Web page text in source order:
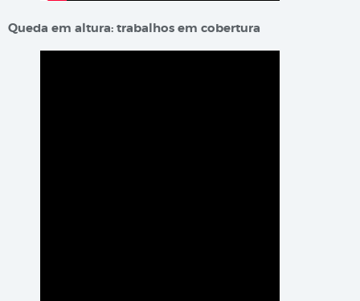
Queda em altura: trabalhos em cobertura​